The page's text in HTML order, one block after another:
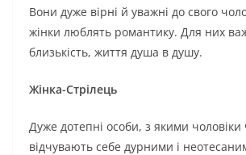
Вони дуже вірні й уважні до свого
жінки люблять романтику. Для них
близькість, життя душа в душу.
Жінка-Стрілець
Дуже дотепні особи, з якими чоловіки
відчувають себе дурними і